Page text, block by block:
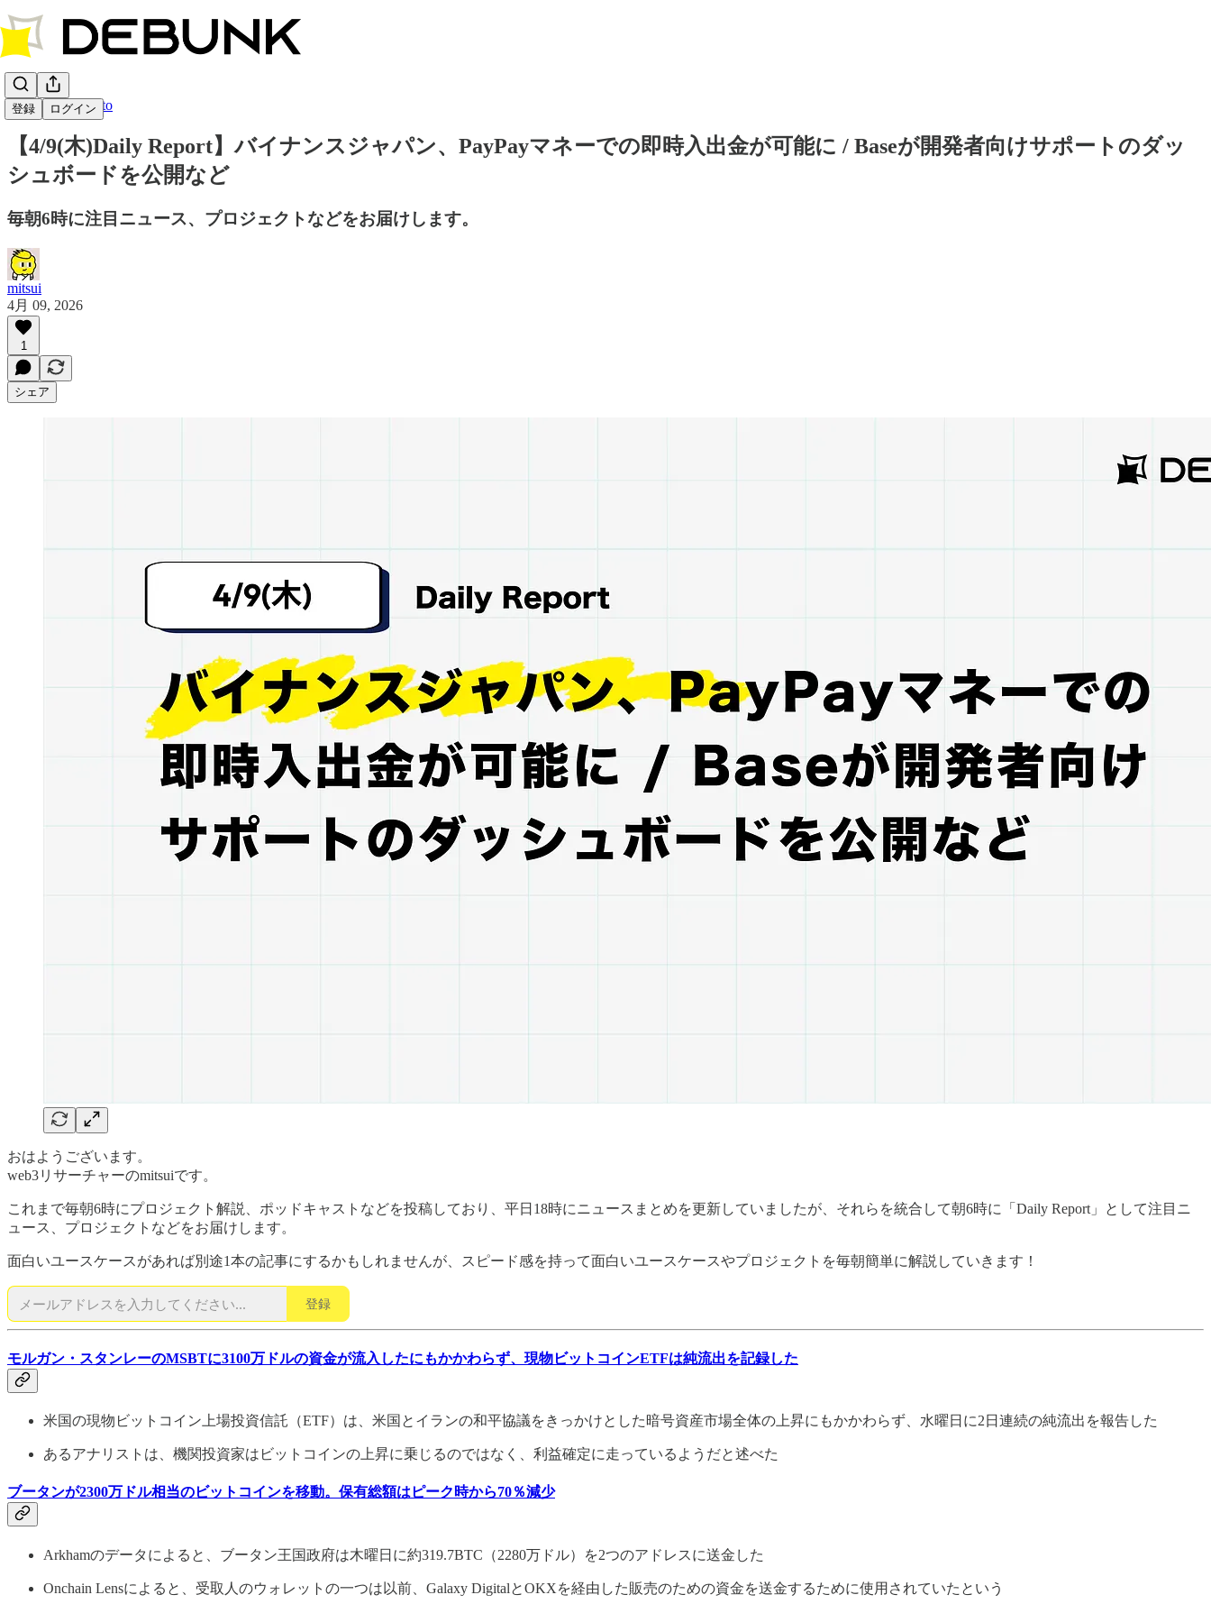
登録 ログイン
DEBUNK Crypto
【4/9(木)Daily Report】バイナンスジャパン、PayPayマネーでの即時入出金が可能に / Baseが開発者向けサポートのダッ
シュボードを公開など
毎朝6時に注目ニュース、プロジェクトなどをお届けします。
mitsui
4月 09, 2026
1
シェア
おはようございます。
web3リサーチャーのmitsuiです。
これまで毎朝6時にプロジェクト解説、ポッドキャストなどを投稿しており、平日18時にニュースまとめを更新していましたが、それらを統合して朝6時に「Daily Report」として注目ニ
ュース、プロジェクトなどをお届けします。
面白いユースケースがあれば別途1本の記事にするかもしれませんが、スピード感を持って面白いユースケースやプロジェクトを毎朝簡単に解説していきます！
登録
モルガン・スタンレーのMSBTに3100万ドルの資金が流入したにもかかわらず、現物ビットコインETFは純流出を記録した
米国の現物ビットコイン上場投資信託（ETF）は、米国とイランの和平協議をきっかけとした暗号資産市場全体の上昇にもかかわらず、水曜日に2日連続の純流出を報告した
あるアナリストは、機関投資家はビットコインの上昇に乗じるのではなく、利益確定に走っているようだと述べた
ブータンが2300万ドル相当のビットコインを移動。保有総額はピーク時から70％減少
Arkhamのデータによると、ブータン王国政府は木曜日に約319.7BTC（2280万ドル）を2つのアドレスに送金した
Onchain Lensによると、受取人のウォレットの一つは以前、Galaxy DigitalとOKXを経由した販売のための資金を送金するために使用されていたという